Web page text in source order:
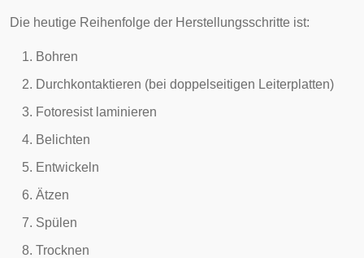
Die heutige Reihenfolge der Herstellungsschritte ist:
Bohren
Durchkontaktieren (bei doppelseitigen Leiterplatten)
Fotoresist laminieren
Belichten
Entwickeln
Ätzen
Spülen
Trocknen